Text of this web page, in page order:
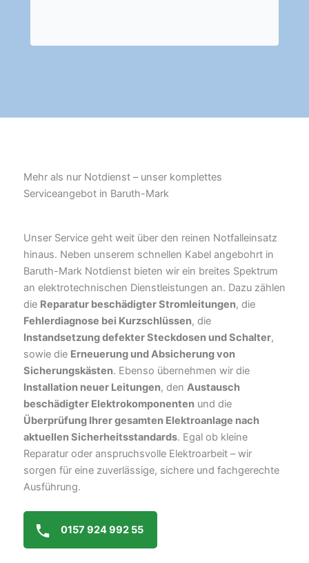
Mehr als nur Notdienst – unser komplettes
Serviceangebot in Baruth-Mark
Unser Service geht weit über den reinen Notfalleinsatz
hinaus. Neben unserem schnellen Kabel angebohrt in
Baruth-Mark Notdienst bieten wir ein breites Spektrum
an elektrotechnischen Dienstleistungen an. Dazu zählen
die Reparatur beschädigter Stromleitungen, die
Fehlerdiagnose bei Kurzschlüssen, die
Instandsetzung defekter Steckdosen und Schalter,
sowie die Erneuerung und Absicherung von
Sicherungskästen. Ebenso übernehmen wir die
Installation neuer Leitungen, den Austausch
beschädigter Elektrokomponenten und die
Überprüfung Ihrer gesamten Elektroanlage nach
aktuellen Sicherheitsstandards. Egal ob kleine
Reparatur oder anspruchsvolle Elektroarbeit – wir
sorgen für eine zuverlässige, sichere und fachgerechte
Ausführung.
0157 924 992 55